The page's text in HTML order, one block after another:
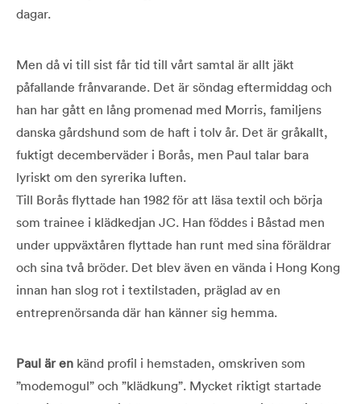
dagar.
Men då vi till sist får tid till vårt samtal är allt jäkt
påfallande frånvarande. Det är söndag eftermiddag och
han har gått en lång promenad med Morris, familjens
danska gårdshund som de haft i tolv år. Det är gråkallt,
fuktigt decemberväder i Borås, men Paul talar bara
lyriskt om den syrerika luften.
Till Borås flyttade han 1982 för att läsa textil och börja
som trainee i klädkedjan JC. Han föddes i Båstad men
under uppväxtåren flyttade han runt med sina föräldrar
och sina två bröder. Det blev även en vända i Hong Kong
innan han slog rot i textilstaden, präglad av en
entreprenörsanda där han känner sig hemma.
Paul är en känd profil i hemstaden, omskriven som
”modemogul” och ”klädkung”. Mycket riktigt startade